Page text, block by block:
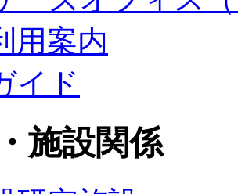
用案内
イド
施設関係